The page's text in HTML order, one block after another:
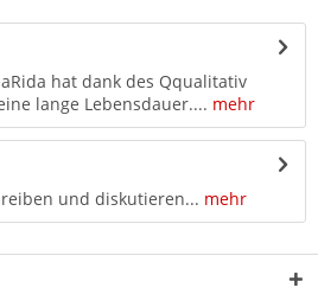
hat dank des Qqualitativ
lange Lebensdauer.... mehr
und diskutieren... mehr